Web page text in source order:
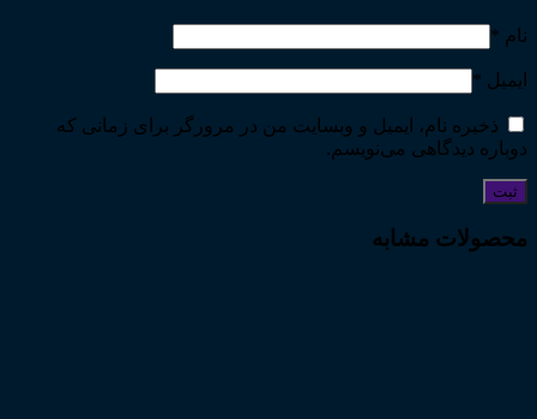
نام *
ایمیل *
ذخیره نام، ایمیل و وبسایت من در مرورگر برای زمانی که
دوباره دیدگاهی می‌نویسم.
محصولات مشابه